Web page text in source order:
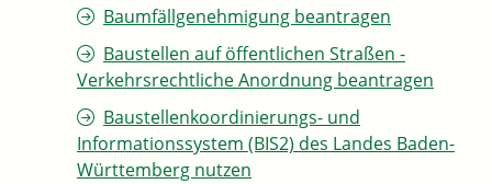
Baumfällgenehmigung beantragen
Baustellen auf öffentlichen Straßen -
Verkehrsrechtliche Anordnung beantragen
Baustellenkoordinierungs- und
Informationssystem (BIS2) des Landes Baden-
Württemberg nutzen